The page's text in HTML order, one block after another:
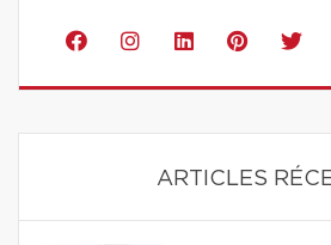
ARTICLES